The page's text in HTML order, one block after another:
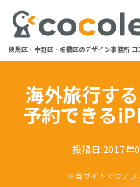
練馬区・中野区・板橋区のデザイン事務所 コ
海外旅行す
予約できる
投稿日:2017年
※当サイトではアフ